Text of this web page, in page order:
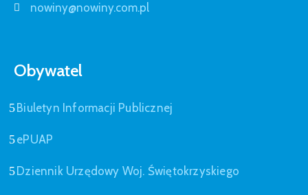
nowiny@nowiny.com.pl
Obywatel
Biuletyn Informacji Publicznej
ePUAP
Dziennik Urzędowy Woj. Świętokrzyskiego